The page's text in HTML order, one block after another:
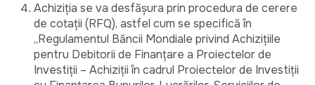
Achiziția se va desfășura prin procedura de cerere
de cotații (RFQ), astfel cum se specifică în
„Regulamentul Băncii Mondiale privind Achizițiile
pentru Debitorii de Finanțare a Proiectelor de
Investiții – Achiziții în cadrul Proiectelor de Investiții